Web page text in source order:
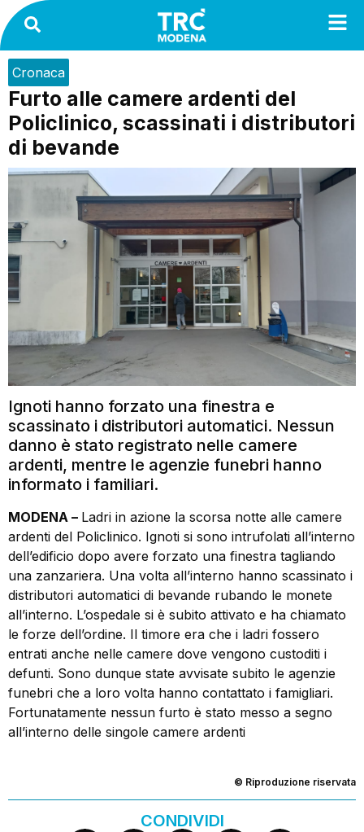
Cronaca
Furto alle camere ardenti del
Policlinico, scassinati i distributori
di bevande
Ignoti hanno forzato una finestra e
scassinato i distributori automatici. Nessun
danno è stato registrato nelle camere
ardenti, mentre le agenzie funebri hanno
informato i familiari.
MODENA – Ladri in azione la scorsa notte alle camere
ardenti del Policlinico. Ignoti si sono intrufolati all’interno
dell’edificio dopo avere forzato una finestra tagliando
una zanzariera. Una volta all’interno hanno scassinato i
distributori automatici di bevande rubando le monete
all’interno. L’ospedale si è subito attivato e ha chiamato
le forze dell’ordine. Il timore era che i ladri fossero
entrati anche nelle camere dove vengono custoditi i
defunti. Sono dunque state avvisate subito le agenzie
funebri che a loro volta hanno contattato i famigliari.
Fortunatamente nessun furto è stato messo a segno
all’interno delle singole camere ardenti
© Riproduzione riservata
CONDIVIDI